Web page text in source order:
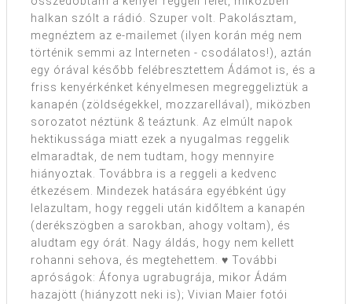
halkan szólt a rádió. Szuper volt. Pakolásztam,
megnéztem az e-mailemet (ilyen korán még nem
történik semmi az Interneten - csodálatos!), aztán
egy órával később felébresztettem Ádámot is, és a
friss kenyérkénket kényelmesen megreggeliztük a
kanapén (zöldségekkel, mozzarellával), miközben
sorozatot néztünk & teáztunk. Az elmúlt napok
hektikussága miatt ezek a nyugalmas reggelik
elmaradtak, de nem tudtam, hogy mennyire
hiányoztak. Továbbra is a reggeli a kedvenc
étkezésem. Mindezek hatására egyébként úgy
lelazultam, hogy reggeli után kidőltem a kanapén
(derékszögben a sarokban, ahogy voltam), és
aludtam egy órát. Nagy áldás, hogy nem kellett
rohanni sehova, és megtehettem. ♥ További
apróságok: Áfonya ugrabugrája, mikor Ádám
hazajött (hiányzott neki is); Vivian Maier fotói